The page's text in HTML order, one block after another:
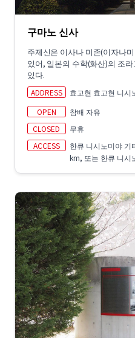
구마노 신사
주제신은 이사나 미존(이자나
있어, 일본의 수학(화산)의 조
있다.
ADDRESS
효고현 효고현 니시
OPEN
참배 자유
CLOSED
무휴
ACCESS
한큐 니시노미야 기
km, 또는 한큐 니시